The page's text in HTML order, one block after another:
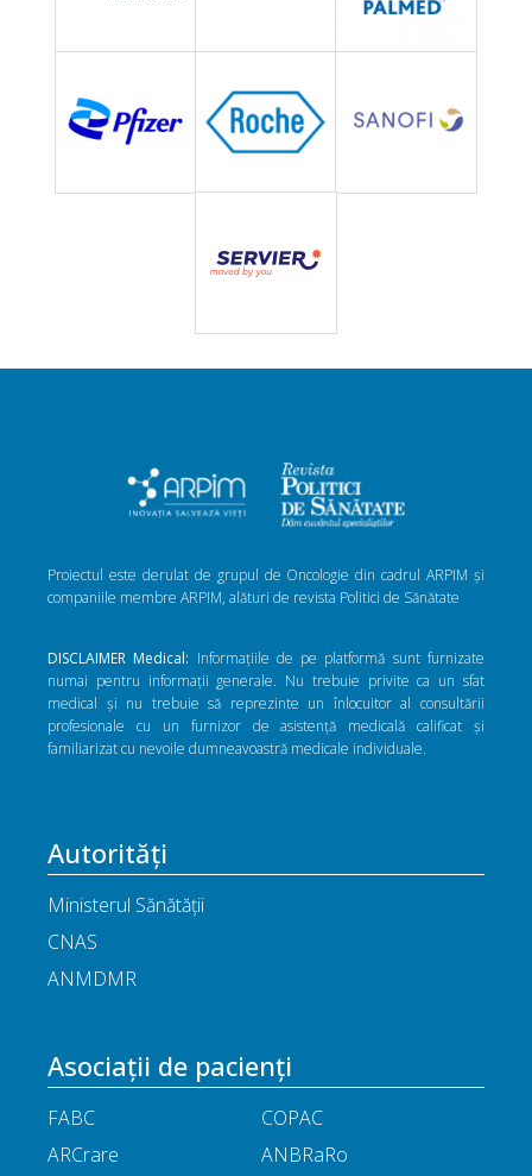
Proiectul este derulat de grupul de Oncologie din cadrul ARPIM și
companiile membre ARPIM, alături de revista Politici de Sănătate
DISCLAIMER Medical: Informațiile de pe platformă sunt furnizate
numai pentru informații generale. Nu trebuie privite ca un sfat
medical și nu trebuie să reprezinte un înlocuitor al consultării
profesionale cu un furnizor de asistență medicală calificat și
familiarizat cu nevoile dumneavoastră medicale individuale.
Autorități
Ministerul Sănătății
CNAS
ANMDMR
Asociații de pacienți
FABC
COPAC
ARCrare
ANBRaRo